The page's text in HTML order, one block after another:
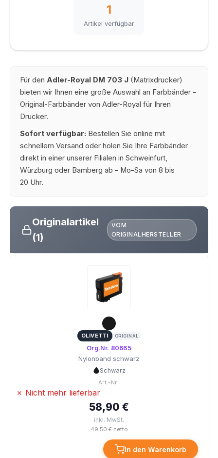
1
Artikel verfügbar
Für den Adler-Royal DM 703 J (Matrixdrucker)
bieten wir Ihnen eine große Auswahl an Farbbänder –
Original-Farbbänder von Adler-Royal für Ihren
Drucker.
Sofort verfügbar: Bestellen Sie online mit
schnellem Versand oder holen Sie Ihre Farbbänder
direkt in einer unserer Filialen in Schweinfurt,
Würzburg oder Bamberg ab – Mo–Sa von 8 bis
20 Uhr.
Originalartikel
(1)
VOM
ORIGINALHERSTELLER
OLIVETTI ORIGINAL
Org.Nr. 80665
Nylonband schwarz
Schwarz
Art.-Nr.:
✗ Nicht mehr lieferbar
58,90 €
inkl. MwSt.
49,50 € netto
In den Warenkorb